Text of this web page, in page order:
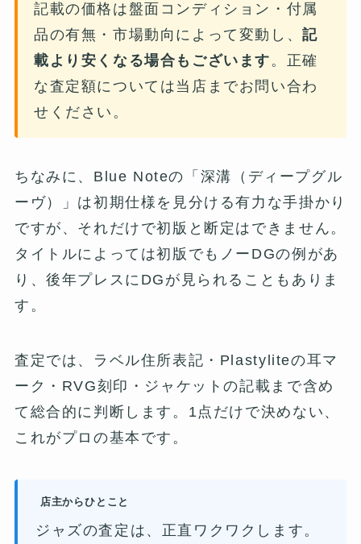
記載の価格は盤面コンディション・付属
品の有無・市場動向によって変動し、記
載より安くなる場合もございます。正確
な査定額については当店までお問い合わ
せください。
ちなみに、Blue Noteの「深溝（ディープグル
ーヴ）」は初期仕様を見分ける有力な手掛かり
ですが、それだけで初版と断定はできません。
タイトルによっては初版でもノーDGの例があ
り、後年プレスにDGが見られることもありま
す。
査定では、ラベル住所表記・Plastyliteの耳マ
ーク・RVG刻印・ジャケットの記載まで含め
て総合的に判断します。1点だけで決めない、
これがプロの基本です。
店主からひとこと
ジャズの査定は、正直ワクワクします。